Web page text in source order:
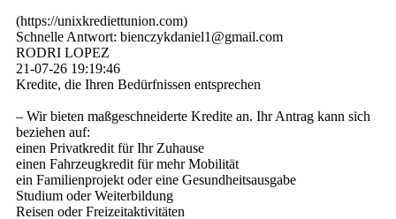
(­https:­//­unixkrediettunion.­com)­
Schnelle Antwort: bienczykdaniel1@­gmail.­com
RODRI LOPEZ
21-07-26 19:19:46
Kredite, die Ihren Bedürfnissen entsprechen
– Wir bieten maßgeschneiderte Kredite an. Ihr Antrag kann sich
beziehen auf:
einen Privatkredit für Ihr Zuhause
einen Fahrzeugkredit für mehr Mobilität
ein Familienprojekt oder eine Gesundheitsausgabe
Studium oder Weiterbildung
Reisen oder Freizeitaktivitäten